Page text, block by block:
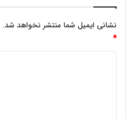
نشانی ایمیل شما منتشر نخواهد شد.
*